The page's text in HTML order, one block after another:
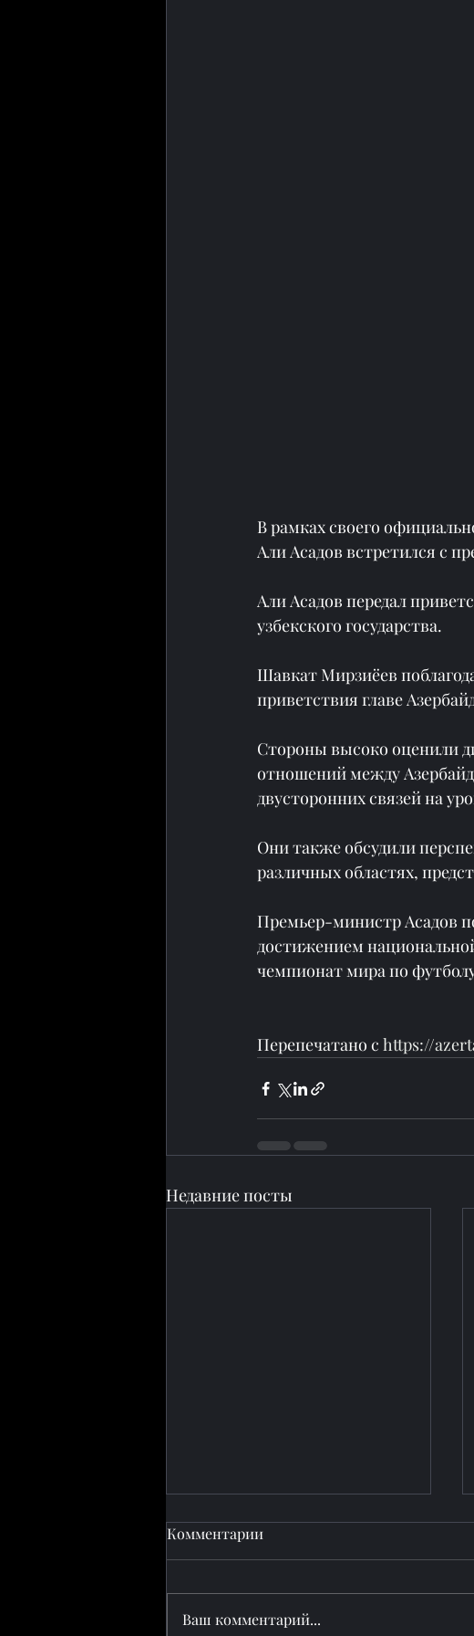
В рамках своего
Али Асадов встретился с
Али Асадов передал
узбекского государства.
Шавкат Мирзиёев
приветствия главе
Стороны высоко оценили
отношений между
двусторонних связей на
Они также обсудили
различных областях,
Премьер-министр Асадов
достижением
чемпионат мира по
Перепечатано с https://
Недавние посты
Комментарии
Ваш комментарий...